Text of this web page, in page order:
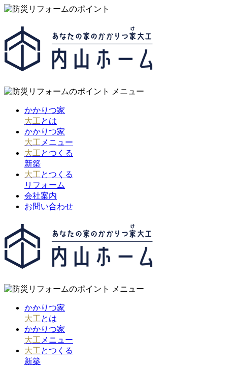
かかりつ家
大工 とは
かかりつ家
大工 メニュー
大工 とつくる
新築
大工 とつくる
リフォーム
会社案内
お問い合わせ
かかりつ家
大工 とは
かかりつ家
大工 メニュー
大工 とつくる
新築